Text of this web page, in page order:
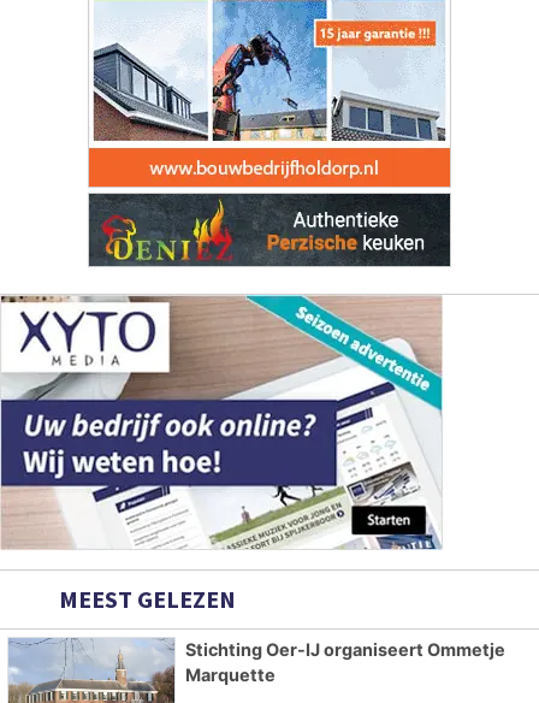
MEEST GELEZEN
Stichting Oer-IJ organiseert Ommetje
Marquette